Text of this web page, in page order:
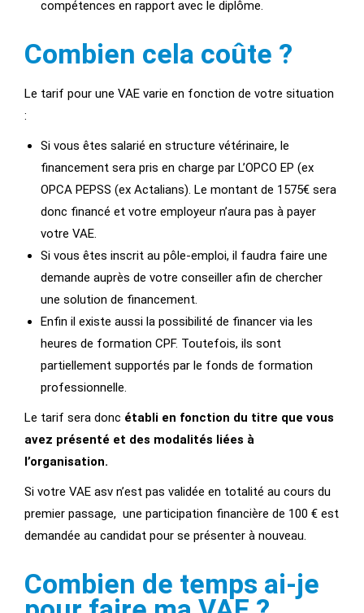
compétences en rapport avec le diplôme.
Combien cela coûte ?
Le tarif pour une VAE varie en fonction de votre situation
:
Si vous êtes salarié en structure vétérinaire, le
financement sera pris en charge par L’OPCO EP (ex
OPCA PEPSS (ex Actalians). Le montant de 1575€ sera
donc financé et votre employeur n’aura pas à payer
votre VAE.
Si vous êtes inscrit au pôle-emploi, il faudra faire une
demande auprès de votre conseiller afin de chercher
une solution de financement.
Enfin il existe aussi la possibilité de financer via les
heures de formation CPF. Toutefois, ils sont
partiellement supportés par le fonds de formation
professionnelle.
Le tarif sera donc établi en fonction du titre que vous
avez présenté et des modalités liées à
l’organisation.
Si votre VAE asv n’est pas validée en totalité au cours du
premier passage, une participation financière de 100 € est
demandée au candidat pour se présenter à nouveau.
Combien de temps ai-je